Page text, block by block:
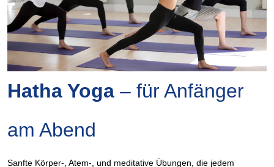
Hatha Yoga – für Anfänger
am Abend
Sanfte Körper-, Atem-, und meditative Übungen, die jedem